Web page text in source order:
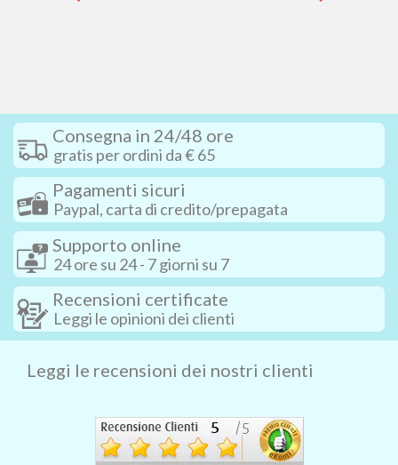
Consegna in 24/48 ore
gratis per ordini da € 65
Pagamenti sicuri
Paypal, carta di credito/prepagata
Supporto online
24 ore su 24 - 7 giorni su 7
Recensioni certificate
Leggi le opinioni dei clienti
Leggi le recensioni dei nostri clienti